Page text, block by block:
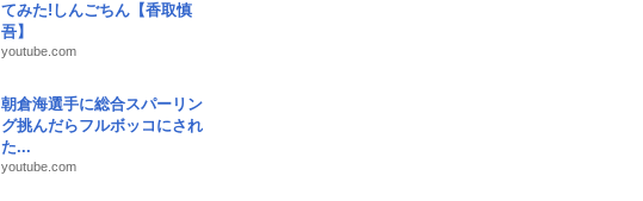
てみた!しんごちん【香取慎
吾】
youtube.com
朝倉海選手に総合スパーリン
グ挑んだらフルボッコにされ
た...
youtube.com